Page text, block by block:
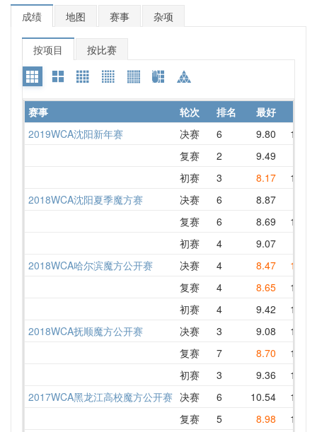
成绩 地图 赛事 杂项
按项目 按比赛
赛事 轮次 排名 最好
2019WCA沈阳新年赛
决赛 6 9.80
11.11
复赛
2 9.49
初赛
3 8.17
10.40
2018WCA沈阳夏季魔方赛
决赛 6 8.87
复赛
6 8.69
10.26
初赛
4 9.07
2018WCA哈尔滨魔方公开赛
决赛 4 8.47
10.12
复赛
4 8.65
10.82
初赛
4 9.42
10.92
2018WCA抚顺魔方公开赛
决赛 3 9.08
10.94
复赛
7 8.70
11.44
初赛
3 9.36
10.81
2017WCA黑龙江高校魔方公开赛 决赛 6 10.54
11.86
复赛
5 8.98
10.97